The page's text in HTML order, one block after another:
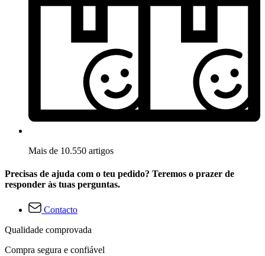
Mais de 10.550 artigos
Precisas de ajuda com o teu pedido? Teremos o prazer de
responder às tuas perguntas.
Contacto
Qualidade comprovada
Compra segura e confiável